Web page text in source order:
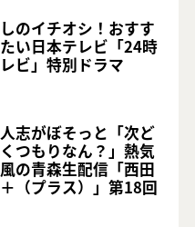
のイチオシ！おすす
い日本テレビ「24時
ビ」特別ドラマ
志がぼそっと「次ど
つもりなん？」熱気
の青森生配信「西田
（プラス）」第18回